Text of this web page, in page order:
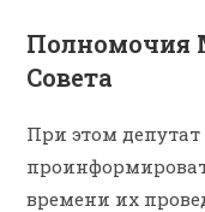
Полномочия
Совета
При этом
времени их